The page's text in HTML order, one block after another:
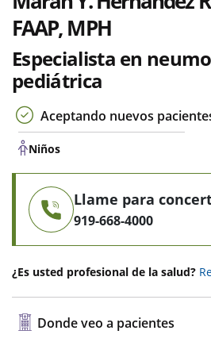
FAAP, MPH
Especialista en
pediátrica
Aceptando nuevos
Niños
Llame para
919-668-4000
¿Es usted profesional de la salud?
Donde veo a pacientes